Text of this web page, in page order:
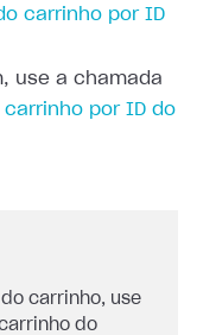
carrinho por ID
use a chamada
carrinho por ID do
carrinho, use
do